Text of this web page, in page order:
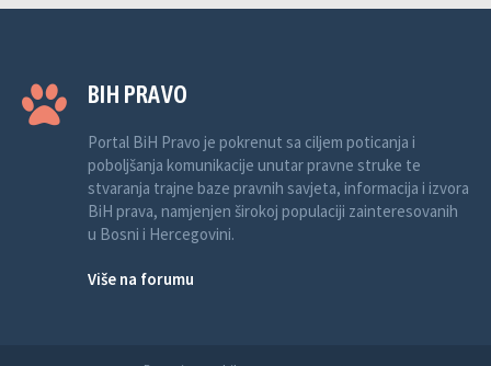
BIH PRAVO
Portal BiH Pravo je pokrenut sa ciljem poticanja i
poboljšanja komunikacije unutar pravne struke te
stvaranja trajne baze pravnih savjeta, informacija i izvora
BiH prava, namjenjen širokoj populaciji zainteresovanih
u Bosni i Hercegovini.
Više na forumu